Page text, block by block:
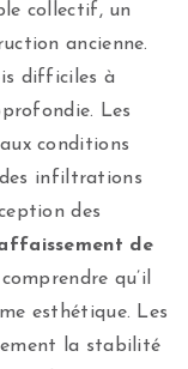
collectif, un
ancienne.
difficiles à
Les
conditions
infiltrations
des
de
qu’il
esthétique. Les
la stabilité